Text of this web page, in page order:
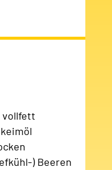
vollfett
) Beeren